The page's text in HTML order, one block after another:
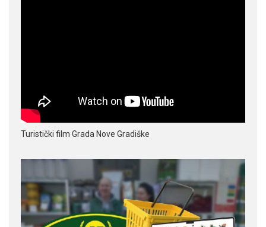
Turistički film Grada Nove Gradiške